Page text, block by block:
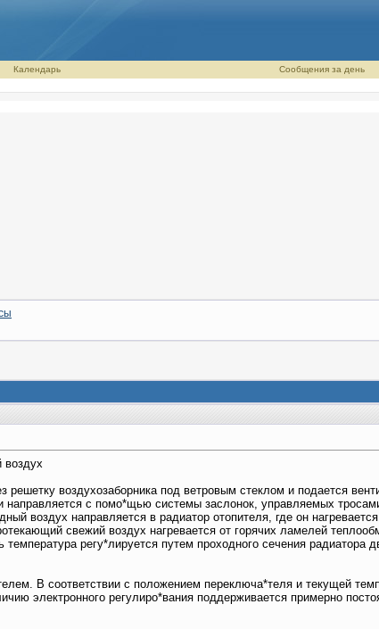
Календарь Сообщения за день
решетку воздухозаборника под ветровым стеклом и подается
направляется с помо*щью системы заслонок, управляемых
воздух направляется в радиатор отопителя, где он
свежий воздух нагревается от горячих ламелей
регу*лируется путем проходного сечения радиатора
В соответствии с положением переключа*теля и текущей
электронного регулиро*вания поддерживается примерно